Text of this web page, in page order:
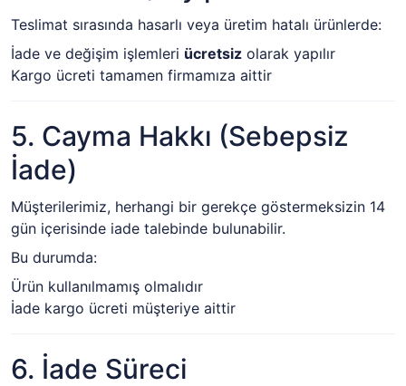
Teslimat sırasında hasarlı veya üretim hatalı ürünlerde:
İade ve değişim işlemleri ücretsiz olarak yapılır
Kargo ücreti tamamen firmamıza aittir
5. Cayma Hakkı (Sebepsiz
İade)
Müşterilerimiz, herhangi bir gerekçe göstermeksizin 14
gün içerisinde iade talebinde bulunabilir.
Bu durumda:
Ürün kullanılmamış olmalıdır
İade kargo ücreti müşteriye aittir
6. İade Süreci